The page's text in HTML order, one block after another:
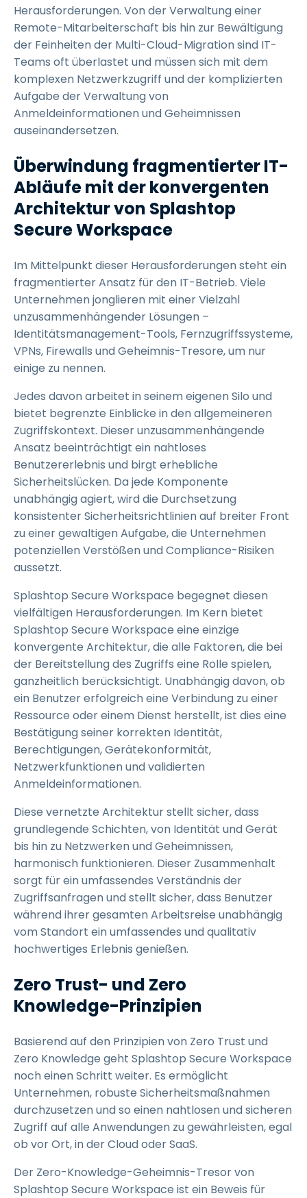
Herausforderungen. Von der Verwaltung einer
Remote-Mitarbeiterschaft bis hin zur Bewältigung
der Feinheiten der Multi-Cloud-Migration sind IT-
Teams oft überlastet und müssen sich mit dem
komplexen Netzwerkzugriff und der komplizierten
Aufgabe der Verwaltung von
Anmeldeinformationen und Geheimnissen
auseinandersetzen.
Überwindung fragmentierter IT-
Abläufe mit der konvergenten
Architektur von Splashtop
Secure Workspace
Im Mittelpunkt dieser Herausforderungen steht ein
fragmentierter Ansatz für den IT-Betrieb. Viele
Unternehmen jonglieren mit einer Vielzahl
unzusammenhängender Lösungen –
Identitätsmanagement-Tools, Fernzugriffssysteme,
VPNs, Firewalls und Geheimnis-Tresore, um nur
einige zu nennen.
Jedes davon arbeitet in seinem eigenen Silo und
bietet begrenzte Einblicke in den allgemeineren
Zugriffskontext. Dieser unzusammenhängende
Ansatz beeinträchtigt ein nahtloses
Benutzererlebnis und birgt erhebliche
Sicherheitslücken. Da jede Komponente
unabhängig agiert, wird die Durchsetzung
konsistenter Sicherheitsrichtlinien auf breiter Front
zu einer gewaltigen Aufgabe, die Unternehmen
potenziellen Verstößen und Compliance-Risiken
aussetzt.
Splashtop Secure Workspace begegnet diesen
vielfältigen Herausforderungen. Im Kern bietet
Splashtop Secure Workspace eine einzige
konvergente Architektur, die alle Faktoren, die bei
der Bereitstellung des Zugriffs eine Rolle spielen,
ganzheitlich berücksichtigt. Unabhängig davon, ob
ein Benutzer erfolgreich eine Verbindung zu einer
Ressource oder einem Dienst herstellt, ist dies eine
Bestätigung seiner korrekten Identität,
Berechtigungen, Gerätekonformität,
Netzwerkfunktionen und validierten
Anmeldeinformationen.
Diese vernetzte Architektur stellt sicher, dass
grundlegende Schichten, von Identität und Gerät
bis hin zu Netzwerken und Geheimnissen,
harmonisch funktionieren. Dieser Zusammenhalt
sorgt für ein umfassendes Verständnis der
Zugriffsanfragen und stellt sicher, dass Benutzer
während ihrer gesamten Arbeitsreise unabhängig
vom Standort ein umfassendes und qualitativ
hochwertiges Erlebnis genießen.
Zero Trust- und Zero
Knowledge-Prinzipien
Basierend auf den Prinzipien von Zero Trust und
Zero Knowledge geht Splashtop Secure Workspace
noch einen Schritt weiter. Es ermöglicht
Unternehmen, robuste Sicherheitsmaßnahmen
durchzusetzen und so einen nahtlosen und sicheren
Zugriff auf alle Anwendungen zu gewährleisten, egal
ob vor Ort, in der Cloud oder SaaS.
Der Zero-Knowledge-Geheimnis-Tresor von
Splashtop Secure Workspace ist ein Beweis für